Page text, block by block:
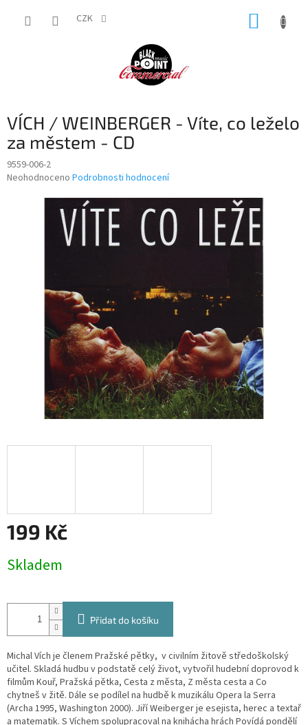
CZK
VÍCH / WEINBERGER - Víte, co leželo
za městem - CD
9559-006-2
Průměrné
Neohodnoceno Podrobnosti hodnocení
199 Kč
cena:
Skladem
Přidat do košíku
Michal Vích je členem Pražské pětky, v civilním žitově středoškolský
učitel. Skladá hudbu v podstatě celý život, vytvořil hudební doprovod k
filmům Kouř, Pražská pětka, Cesta z města, Z města cesta a Co
chytneš v žitě. Dále se podílel na hudbě k muzikálu Opera la Serra
(Archa 1995, Washington 2000). Jiří Weiberger je esejista, herec a textař
a matematik. S Víchem spolupracoval na knihácha hrách Povídá pondělí